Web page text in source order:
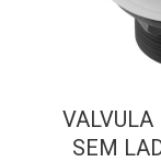
SEM